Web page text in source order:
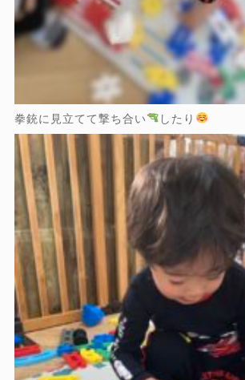
拳銃に見立てて撃ち合い したり